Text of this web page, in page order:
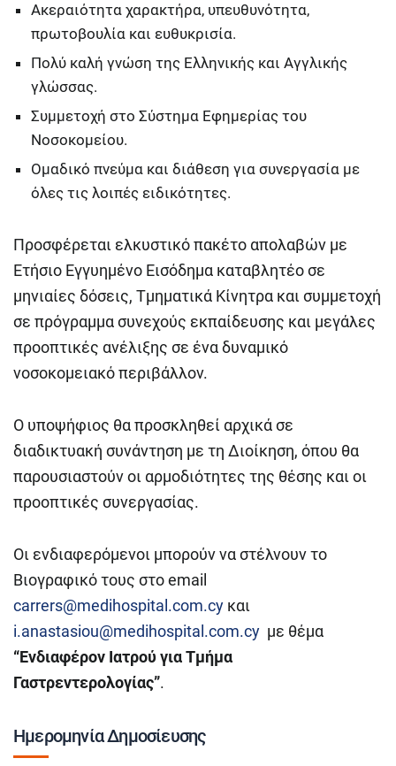
Ακεραιότητα χαρακτήρα, υπευθυνότητα,
πρωτοβουλία και ευθυκρισία.
Πολύ καλή γνώση της Ελληνικής και Αγγλικής
γλώσσας.
Συμμετοχή στο Σύστημα Εφημερίας του
Νοσοκομείου.
Ομαδικό πνεύμα και διάθεση για συνεργασία με
όλες τις λοιπές ειδικότητες.
Προσφέρεται ελκυστικό πακέτο απολαβών με
Ετήσιο Εγγυημένο Εισόδημα καταβλητέο σε
μηνιαίες δόσεις, Τμηματικά Κίνητρα και συμμετοχή
σε πρόγραμμα συνεχούς εκπαίδευσης και μεγάλες
προοπτικές ανέλιξης σε ένα δυναμικό
νοσοκομειακό περιβάλλον.
Ο υποψήφιος θα προσκληθεί αρχικά σε
διαδικτυακή συνάντηση με τη Διοίκηση, όπου θα
παρουσιαστούν οι αρμοδιότητες της θέσης και οι
προοπτικές συνεργασίας.
Οι ενδιαφερόμενοι μπορούν να στέλνουν το
Βιογραφικό τους στο email
carrers@medihospital.com.cy και
i.anastasiou@medihospital.com.cy με θέμα
“Ενδιαφέρον Ιατρού για Τμήμα
Γαστρεντερολογίας”.
Ημερομηνία Δημοσίευσης